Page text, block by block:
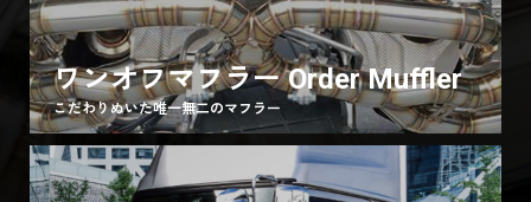
ワンオフマフラー Order Muffler
こだわりぬいた唯一無二のマフラー